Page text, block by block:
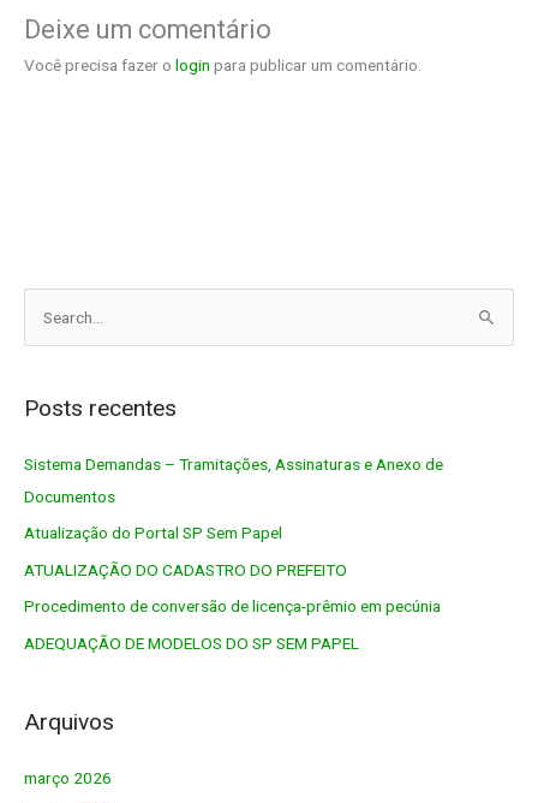
Deixe um comentário
Você precisa fazer o login para publicar um comentário.
q
i
s
a
r
Posts recentes
Sistema Demandas – Tramitações, Assinaturas e Anexo de
Documentos
Atualização do Portal SP Sem Papel
ATUALIZAÇÃO DO CADASTRO DO PREFEITO
Procedimento de conversão de licença-prêmio em pecúnia
ADEQUAÇÃO DE MODELOS DO SP SEM PAPEL
Arquivos
março 2026